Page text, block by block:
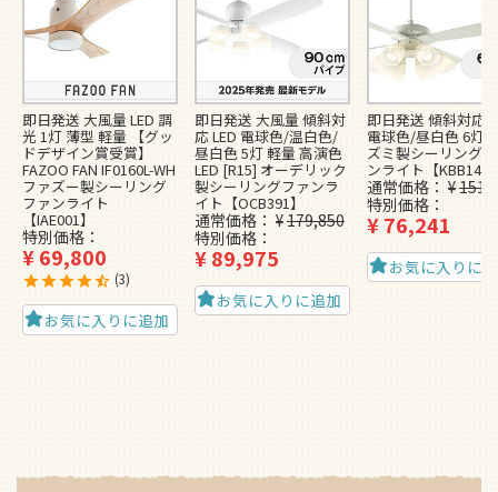
即日発送 大風量 LED 調
光 1灯 薄型 軽量 【グッ
ドデザイン賞受賞】
FAZOO FAN IF0160L-WH
ファズー製シーリング
ファンライト
【IAE001】
特別価格
¥69,800
3
お気に入りに追加
即日発送 大風量 傾斜対
応 LED 電球色/温白色/
昼白色 5灯 軽量 高演色
LED [R15] オーデリック
製シーリングファンラ
イト【OCB391】
通常価格 ¥179,850
特別価格
¥89,975
お気に入りに追加
即日発送 傾斜対応
電球色/昼白色 6灯
ズミ製シーリング
ンライト【KBB148
通常価格 ¥
特別価格
¥76,241
お気に入りに